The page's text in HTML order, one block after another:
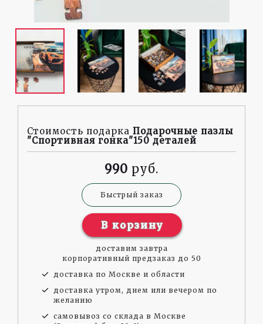
Стоимость подарка Подарочные пазлы
"Спортивная гонка"150 деталей
990
Быстрый заказ
В корзину
доставим завтра
корпоративный предзаказ до 50
доставка по Москве и области
доставка утром, днем или вечером по
желанию
самовывоз со склада в Москве